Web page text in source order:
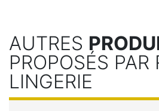
AUTRES
PROPOSÉS PAR
LINGERIE